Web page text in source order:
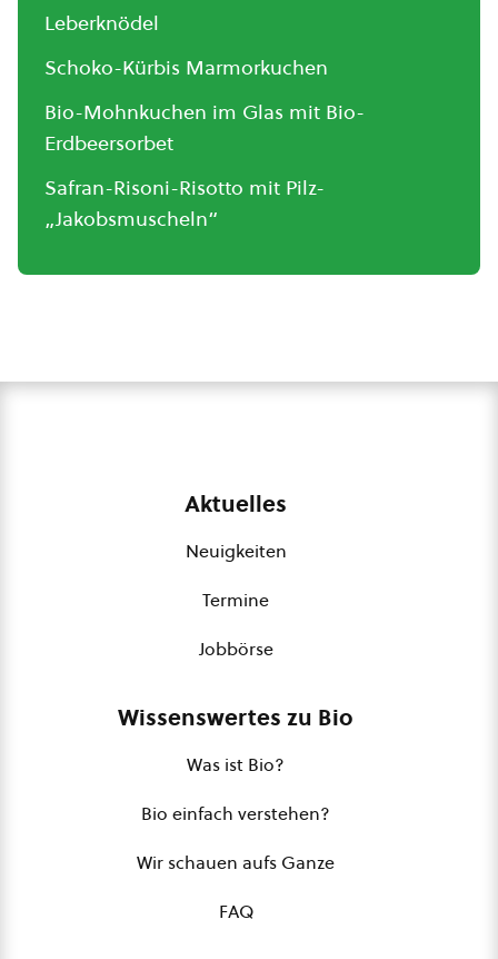
Leberknödel
Schoko-Kürbis Marmorkuchen
Bio-Mohnkuchen im Glas mit Bio-
Erdbeersorbet
Safran-Risoni-Risotto mit Pilz-
„Jakobsmuscheln“
Aktuelles
Neuigkeiten
Termine
Jobbörse
Wissenswertes zu Bio
Was ist Bio?
Bio einfach verstehen?
Wir schauen aufs Ganze
FAQ